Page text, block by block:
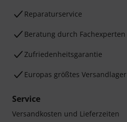
Reparaturservice
Beratung durch Fachexperten
Zufriedenheitsgarantie
Europas größtes Versandlager
Service
Versandkosten und Lieferzeiten